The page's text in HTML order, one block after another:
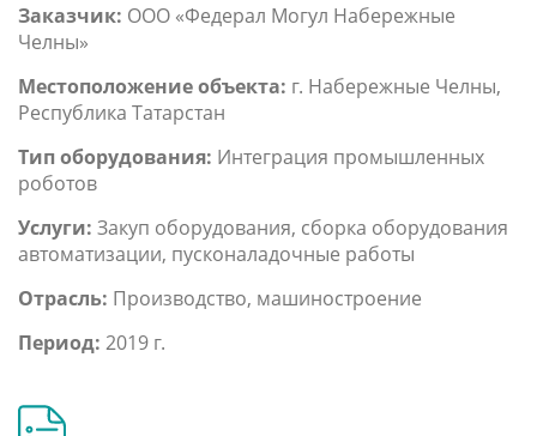
Заказчик: ООО «Федерал Могул Набережные
Челны»
Местоположение объекта: г. Набережные Челны,
Республика Татарстан
Тип оборудования: Интеграция промышленных
роботов
Услуги: Закуп оборудования, сборка оборудования
автоматизации, пусконаладочные работы
Отрасль: Производство, машиностроение
Период: 2019 г.